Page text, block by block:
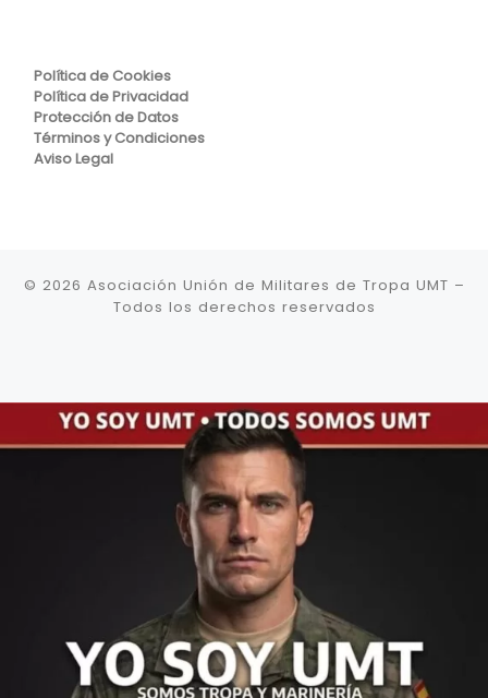
Política de Cookies
Política de Privacidad
Protección de Datos
Términos y Condiciones
Aviso Legal
© 2026 Asociación Unión de Militares de Tropa UMT –
Todos los derechos reservados